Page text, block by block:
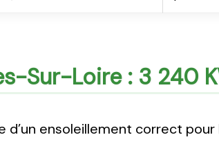
Sur-Loire : 3 240
ensoleillement correct